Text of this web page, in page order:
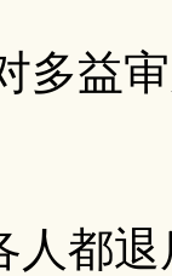
多益
人都